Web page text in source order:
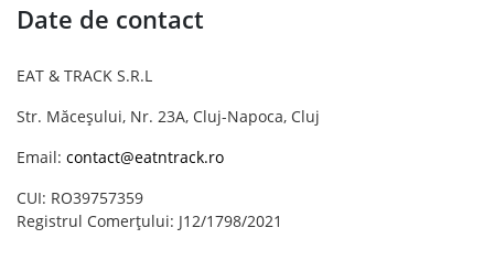
Date de contact
EAT & TRACK S.R.L
Str. Măceșului, Nr. 23A, Cluj-Napoca, Cluj
Email: contact@eatntrack.ro
CUI: RO39757359
Registrul Comerțului: J12/1798/2021